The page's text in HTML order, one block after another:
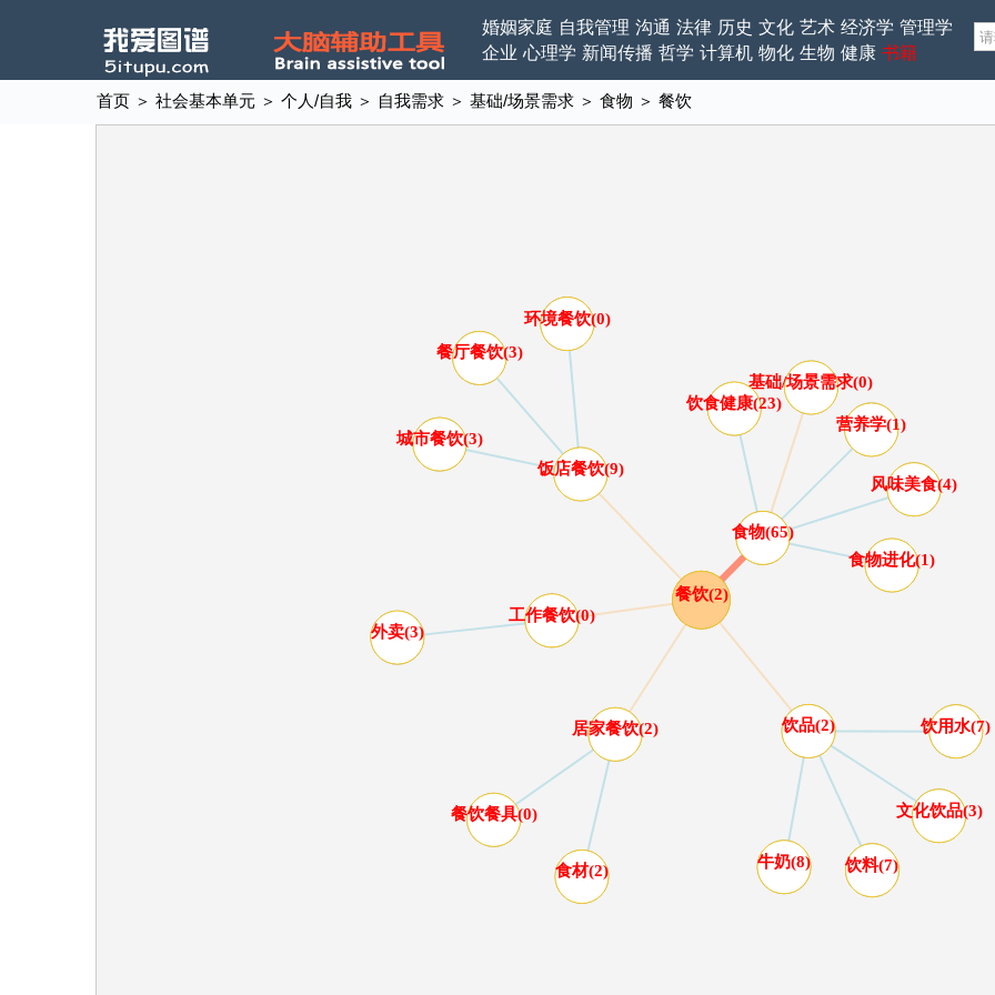
婚姻家庭 自我管理 沟通 法律 历史 文化 艺术 经济学 管理学
企业 心理学 新闻传播 哲学 计算机 物化 生物 健康 书籍
首页 ＞ 社会基本单元 ＞ 个人/自我 ＞ 自我需求 ＞ 基础/场景需求 ＞ 食物 ＞ 餐饮
餐饮(2)
居家餐饮(2)
饭店餐饮(9)
食物(65)
工作餐饮(0)
饮品(2) 饮用水(7)
饮料(7)
牛奶(8)
文化饮品(3)
外卖(3)
营养学(1)
基础/场景需求(0)
食物进化(1)
风味美食(4)
饮食健康(23)
城市餐饮(3)
餐厅餐饮(3)
环境餐饮(0)
餐饮餐具(0)
食材(2)